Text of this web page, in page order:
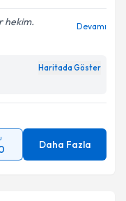
hekim.
Devamı
Haritada Göster
Daha Fazla